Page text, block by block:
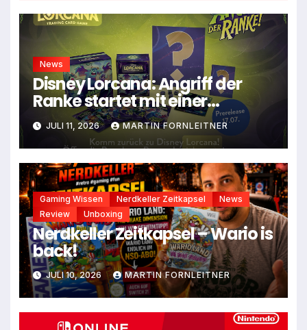
News
Disney Lorcana: Angriff der
Ranke startet mit einer
Prerelease-Box am 17.Juli
JULI 11, 2026 MARTIN FORNLEITNER
Gaming Wissen Nerdkeller Zeitkapsel
News
Review
Unboxing
Nerdkeller Zeitkapsel – Wario is
back!
JULI 10, 2026 MARTIN FORNLEITNER